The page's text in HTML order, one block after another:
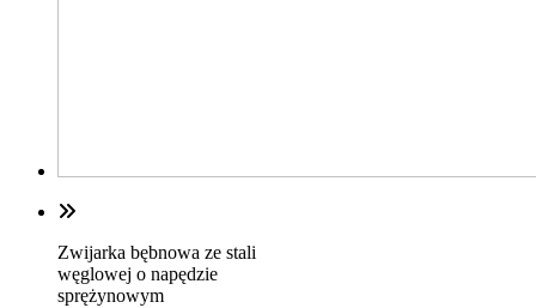
Zwijarka bębnowa ze stali
węglowej o napędzie
sprężynowym